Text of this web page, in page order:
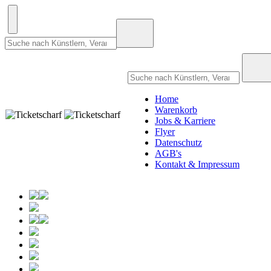
Home
Warenkorb
Jobs & Karriere
Flyer
Datenschutz
AGB's
Kontakt & Impressum